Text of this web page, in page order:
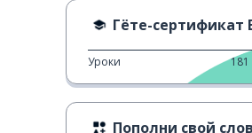
Гёте-сертификат B1
Уроки 181
Пополни свой